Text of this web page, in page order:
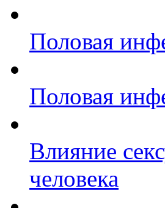
Половая
Половая
Влияние
человека